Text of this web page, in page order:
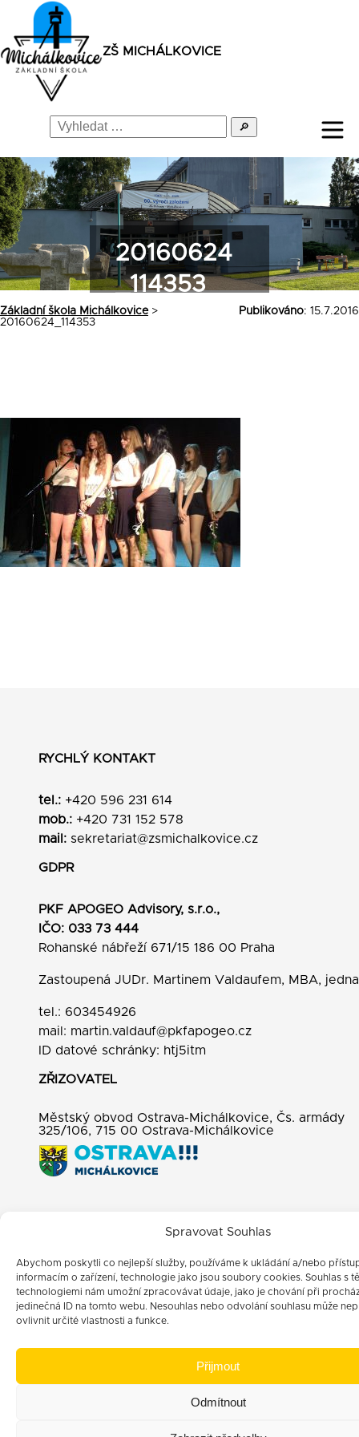
Spravovat Souhlas
Abychom poskytli co nejlepší služby, používáme k ukládání a/nebo
informacím o zařízení, technologie jako jsou soubory cookies. Souhlas s
technologiemi nám umožní zpracovávat údaje, jako je chování při
jedinečná ID na tomto webu. Nesouhlas nebo odvolání souhlasu může
ovlivnit určité vlastnosti a funkce.
Přijmout
Odmítnout
ZŠ MICHÁLKOVICE
🔎
20160624
_114353
Základní škola Michálkovice>
20160624_114353
Publikováno: 15.7.2016
RYCHLÝ KONTAKT
tel.: +420 596 231 614
mob.: +420 731 152 578
mail: sekretariat@zsmichalkovice.cz
GDPR
PKF APOGEO Advisory, s.r.o.,
IČO: 033 73 444
Rohanské nábřeží 671/15 186 00 Praha
Zastoupená JUDr. Martinem Valdaufem, MBA,
tel.: 603454926
mail: martin.valdauf@pkfapogeo.cz
ID datové schránky: htj5itm
ZŘIZOVATEL
Městský obvod Ostrava-Michálkovice, Čs. armády
325/106, 715 00 Ostrava-Michálkovice